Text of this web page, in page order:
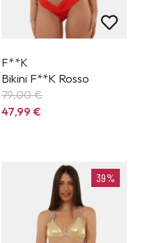
F**K
Bikini F**K Rosso
79,00 €
47,99€
39%